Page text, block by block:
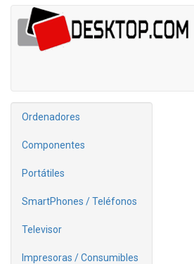
Ordenadores
Componentes
Portátiles
SmartPhones / Teléfonos
Televisor
Impresoras / Consumibles